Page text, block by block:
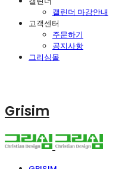
캘린더 마감안내
고객센터
주문하기
공지사항
그리심몰
Grisim